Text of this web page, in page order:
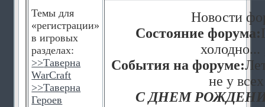
Темы для
«регистрации»
в игровых
разделах:
>>Таверна
WarCraft
>>Таверна
Героев
Новости
Состояние форума:
События на форуме:
не у
С ДНЕМ